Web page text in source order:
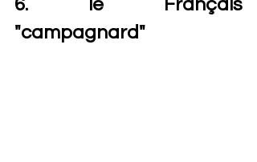
6. le Français
"campagnard"